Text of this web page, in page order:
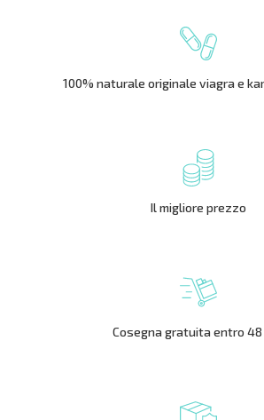
100% naturale originale viagra e
Il migliore prezzo
Cosegna gratuita entro 48